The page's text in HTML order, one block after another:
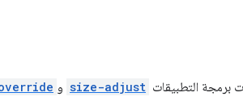
برمجة التطبيقات size-adjust و